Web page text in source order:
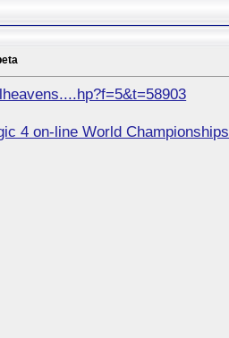
4 on-line World Championships